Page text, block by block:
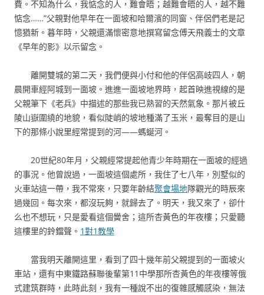
費。不知為什么，我惦念的人，難會晤；越難會晤的人，越不難
惦念……”父親對他早年在一面坡和哈爾濱的同窗、伴侶們老是記
憶猶新。暮年時，父親還滿懷密意地撰寫留念傅天飛義士的文章
《早年的影》以示留念。
離開雙城的第二天，我們便與小付和他的伴侶高岐四人，朝
晨開車經阿城到一面坡。進進一面坡地界時，起首映進視線的是
父親筆下《老兵》中描述的那些我已熟習的天然氣象。那片被丘
陵山嶽圍繞的地貌，看似陡峭的坡地種滿了玉米，最奪目的是山
下的那條小說里經常提到的河——螞蜒河。
20世紀80年月，父親經常提起他青少年時期在一面坡的經過
的事況。他曾說過，一面坡這個處所，我住了七八年，別墅似的
火車站這一帶，我不常來，只要年齡結聚會場地隊觀光的時辰來
過幾回。每次來，都沒玩夠，就歸去了。明天，我又來了，卻什
么也不想玩，只是愛看這個黌舍；這所杏黃色的年夜樓；只愛聽
這樓里的鈴鐺聲。 1對1教學
當我明天離開這里，看到了四十幾年前父親提到的一面坡火
車站，還有中東鐵路蘇聯後輩第11中學那所杏黃色的年夜樓等俄
式建筑群時，此時此刻，我有一種說不出的復雜感觸感染，無法